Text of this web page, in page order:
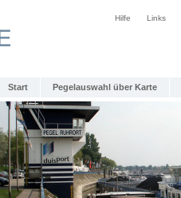
Hilfe Links
Start Pegelauswahl über Karte